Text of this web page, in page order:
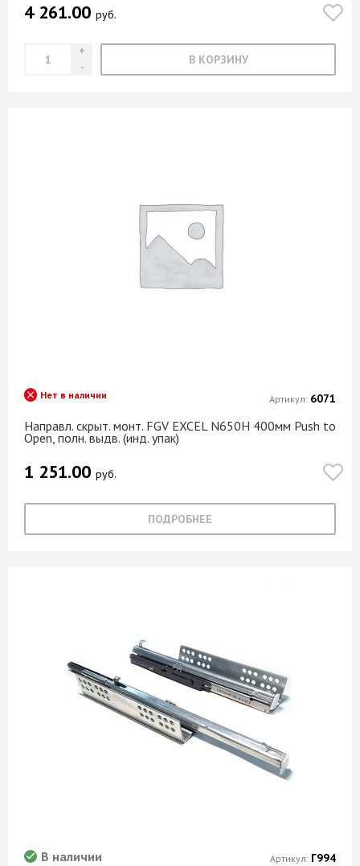
4 261.00 руб.
В КОРЗИНУ
Направл. скрыт. монт. FGV EXCEL N650H 400мм Push to
Open, полн. выдв. (инд. упак)
Нет в наличии
1 251.00 руб.
ПОДРОБНЕЕ
Артикул: 6071
В наличии Артикул: Г994